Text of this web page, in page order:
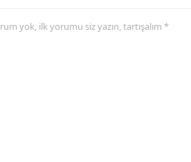
yok, ilk yorumu siz yazın, tartışalım *